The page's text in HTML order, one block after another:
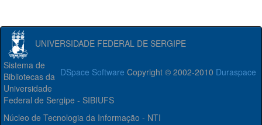
UNIVERSIDADE FEDERAL DE SERGIPE
DSpace Software Copyright © 2002-2010 Duraspace
Sistema de
Bibliotecas da
Universidade
Federal de Sergipe - SIBIUFS
Núcleo de Tecnologia da Informação - NTI